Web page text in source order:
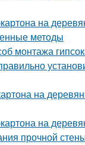
на
методы
монтажа
на
на
прочной